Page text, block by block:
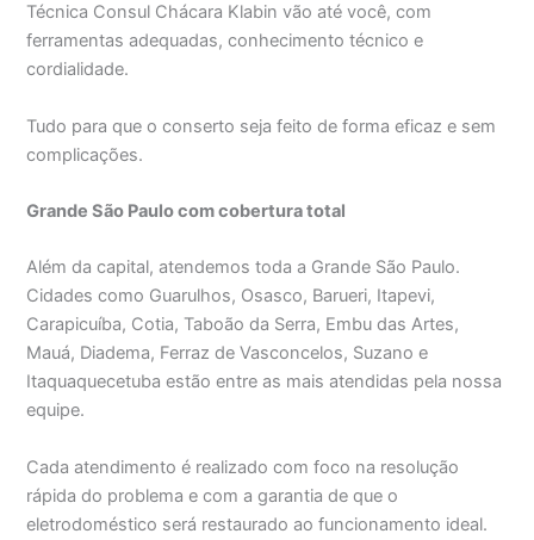
Técnica Consul Chácara Klabin vão até você, com
ferramentas adequadas, conhecimento técnico e
cordialidade.
Tudo para que o conserto seja feito de forma eficaz e sem
complicações.
Grande São Paulo com cobertura total
Além da capital, atendemos toda a Grande São Paulo.
Cidades como Guarulhos, Osasco, Barueri, Itapevi,
Carapicuíba, Cotia, Taboão da Serra, Embu das Artes,
Mauá, Diadema, Ferraz de Vasconcelos, Suzano e
Itaquaquecetuba estão entre as mais atendidas pela nossa
equipe.
Cada atendimento é realizado com foco na resolução
rápida do problema e com a garantia de que o
eletrodoméstico será restaurado ao funcionamento ideal.